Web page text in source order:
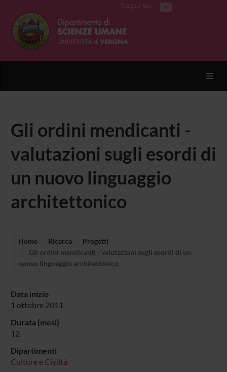
Segui su
Gli ordini mendicanti -
valutazioni sugli esordi di
un nuovo linguaggio
architettonico
Home Ricerca
Progetti
Gli ordini mendicanti - valutazioni sugli esordi di un
nuovo linguaggio architettonico
Data inizio
1 ottobre 2011
Durata (mesi)
12
Dipartimenti
Culture e Civiltà